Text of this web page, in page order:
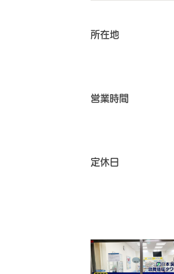
所在地
営業時間
定休日